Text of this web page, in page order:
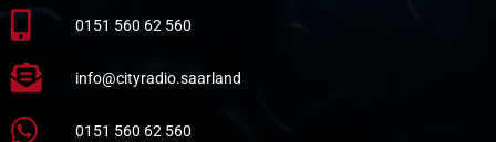
0151 560 62 560
info@cityradio.saarland
0151 560 62 560